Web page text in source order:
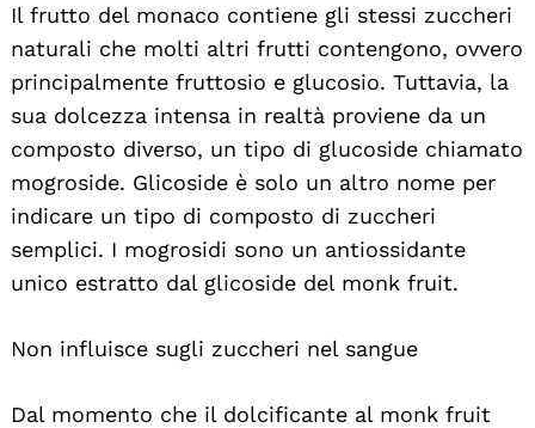
Il frutto del monaco contiene gli stessi zuccheri
naturali che molti altri frutti contengono, ovvero
principalmente fruttosio e glucosio. Tuttavia, la
sua dolcezza intensa in realtà proviene da un
composto diverso, un tipo di glucoside chiamato
mogroside. Glicoside è solo un altro nome per
indicare un tipo di composto di zuccheri
semplici. I mogrosidi sono un antiossidante
unico estratto dal glicoside del monk fruit.
Non influisce sugli zuccheri nel sangue
Dal momento che il dolcificante al monk fruit